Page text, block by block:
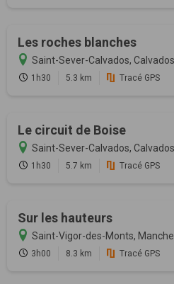
Les roches blanches
Saint-Sever-Calvados,
1h30 5.3 km Tracé GPS
Le circuit de Boise
Saint-Sever-Calvados,
1h30 5.7 km Tracé GPS
Sur les hauteurs
Saint-Vigor-des-Monts,
3h00 8.3 km Tracé GPS